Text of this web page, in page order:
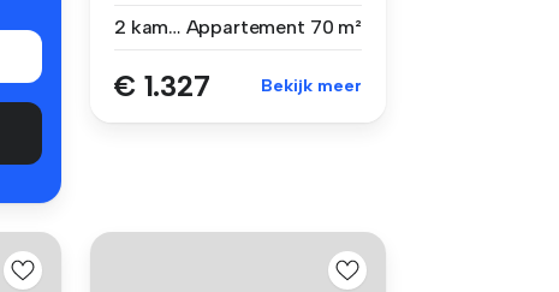
2 kamers Appartement 70 m²
€ 1.327 Bekijk meer